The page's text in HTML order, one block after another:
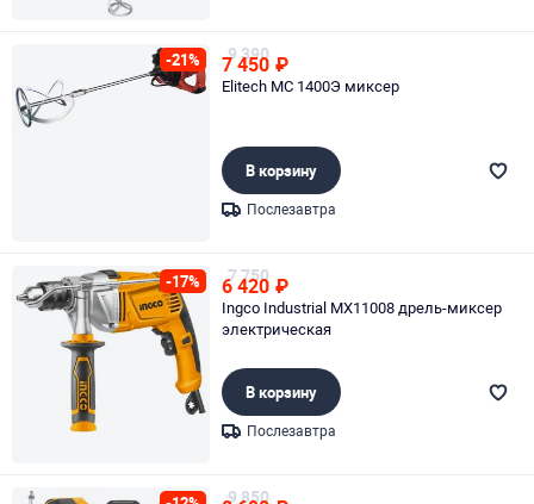
-21% 9 390
7 450 ₽
Elitech МС 1400Э миксер
В корзину
Послезавтра
-17% 7 750
6 420 ₽
Ingco Industrial MX11008 дрель-миксер
электрическая
В корзину
Послезавтра
9 850